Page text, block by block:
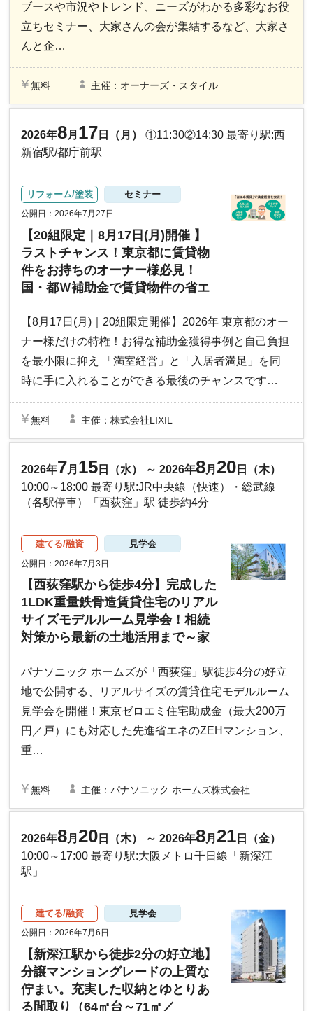
ブースや市況やトレンド、ニーズがわかる多彩なお役
立ちセミナー、大家さんの会が集結するなど、大家さ
んと企…
無料 主催：オーナーズ・スタイル
2026年8月 17 日（月）①11:30②14:30 最寄り駅:西
新宿駅/都庁前駅
リフォーム/塗装 セミナー
公開日：2026年7月27日
【20組限定｜8月17日(月)開催 】
ラストチャンス！東京都に賃貸物
件をお持ちのオーナー様必見！
国・都Ｗ補助金で賃貸物件の省エ
見学会
【8月17日(月)｜20組限定開催】2026年 東京都のオー
ナー様だけの特権！お得な補助金獲得事例と自己負担
を最小限に抑え 「満室経営」と「入居者満足」を同
時に手に入れることができる最後のチャンスです…
無料 主催：株式会社LIXIL
2026年7月 15 日（水） ～ 2026年8月 20 日（木）
10:00～18:00 最寄り駅:JR中央線（快速）・総武線
（各駅停車）「西荻窪」駅 徒歩約4分
建てる/融資 見学会
公開日：2026年7月3日
【西荻窪駅から徒歩4分】完成した
1LDK重量鉄骨造賃貸住宅のリアル
サイズモデルルーム見学会！相続
対策から最新の土地活用まで～家
催【完全予約制】｜パナソニック
ホームズ
パナソニック ホームズが「西荻窪」駅徒歩4分の好立
地で公開する、リアルサイズの賃貸住宅モデルルーム
見学会を開催！東京ゼロエミ住宅助成金（最大200万
円／戸）にも対応した先進省エネのZEHマンション、
重…
無料 主催：パナソニック ホームズ株式会社
2026年8月 20 日（木） ～ 2026年8月 21 日（金）
10:00～17:00 最寄り駅:大阪メトロ千日線「新深江
駅」
建てる/融資 見学会
公開日：2026年7月6日
【新深江駅から徒歩2分の好立地】
分譲マンショングレードの上質な
佇まい。充実した収納とゆとりあ
る間取り（64㎡台～71㎡／